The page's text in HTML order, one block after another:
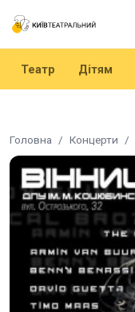
Театр Дітям
Головна Концерти